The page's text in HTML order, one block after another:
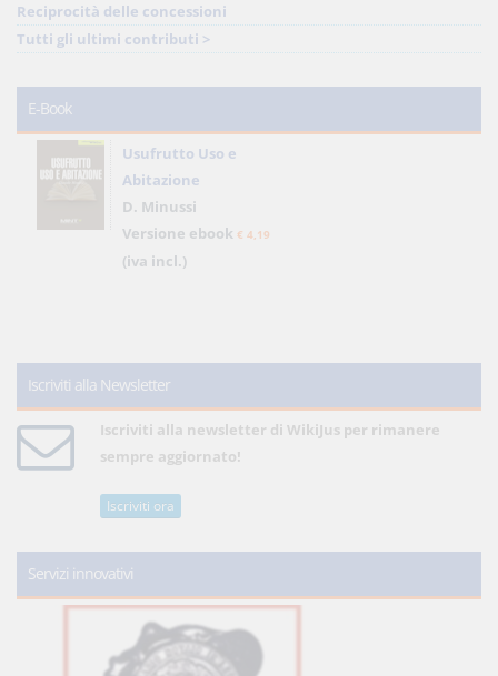
Reciprocità delle concessioni
Tutti gli ultimi contributi >
E-Book
Usufrutto Uso e
Abitazione
D. Minussi
Versione ebook € 4,19
(iva incl.)
Iscriviti alla Newsletter
Iscriviti alla newsletter di WikiJus per rimanere
sempre aggiornato!
Iscriviti ora
Servizi innovativi